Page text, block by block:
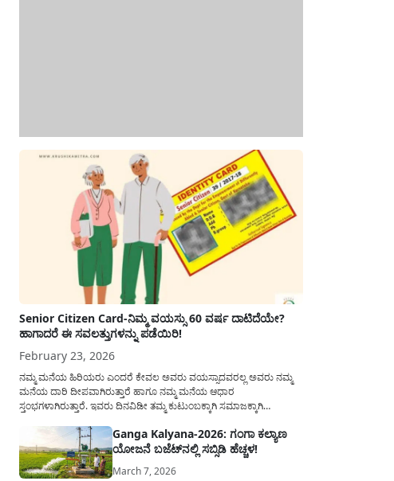
Senior Citizen Card-ನಿಮ್ಮ ವಯಸ್ಸು 60 ವರ್ಷ ದಾಟಿದೆಯೇ?
ಹಾಗಾದರೆ ಈ ಸವಲತ್ತುಗಳನ್ನು ಪಡೆಯಿರಿ!
February 23, 2026
ನಮ್ಮ ಮನೆಯ ಹಿರಿಯರು ಎಂದರೆ ಕೇವಲ ಅವರು ವಯಸ್ಸಾದವರಲ್ಲ ಅವರು ನಮ್ಮ
ಮನೆಯ ದಾರಿ ದೀಪವಾಗಿರುತ್ತಾರೆ ಹಾಗೂ ನಮ್ಮ ಮನೆಯ ಆಧಾರ
ಸ್ತಂಭಗಳಾಗಿರುತ್ತಾರೆ. ಇವರು ದಿನವಿಡೀ ತಮ್ಮ ಕುಟುಂಬಕ್ಕಾಗಿ ಸಮಾಜಕ್ಕಾಗಿ
ನೆಮ್ಮದಿಯಿಂದ ಕಳೆಯಬೇಕೆಂಬುದು ಪ್ರತಿಯೊಬ್ಬರ ಕನಸಾಗಿರುತ್ತದೆ ಆದ್ದರಿಂದ
ಸರ್ಕಾರವು ಹಿರಿಯ ನಾಗರಿಕರ ಗುರುತಿನ ಚೀಟಿ...
Ganga Kalyana-2026: ಗಂಗಾ ಕಲ್ಯಾಣ
ಯೋಜನೆ ಬಜೆಟ್‌ನಲ್ಲಿ ಸಬ್ಸಿಡಿ ಹೆಚ್ಚಳ!
March 7, 2026